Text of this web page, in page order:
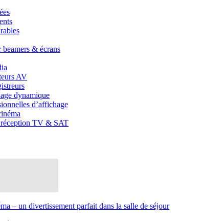
beamers & écrans
AV
dynamique
d’affichage
TV & SAT
– un divertissement parfait dans la salle de séjour